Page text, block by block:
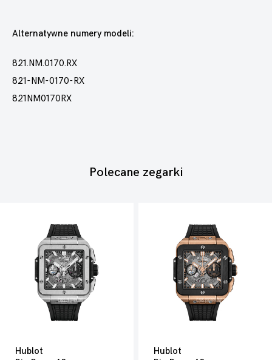
Alternatywne numery modeli:
821.NM.0170.RX
821-NM-0170-RX
821NM0170RX
Polecane zegarki
Hublot
Hublot